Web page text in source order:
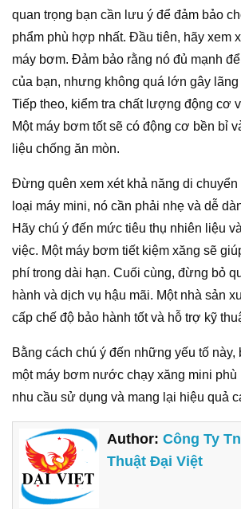
quan trọng bạn cần lưu ý để đảm bảo
phẩm phù hợp nhất. Đầu tiên, hãy xem
máy bơm. Đảm bảo rằng nó đủ mạnh
của bạn, nhưng không quá lớn gây
Tiếp theo, kiểm tra chất lượng động cơ
Một máy bơm tốt sẽ có động cơ bền bỉ
liệu chống ăn mòn.
Đừng quên xem xét khả năng di chuyển
loại máy mini, nó cần phải nhẹ và dễ
Hãy chú ý đến mức tiêu thụ nhiên liệu
việc. Một máy bơm tiết kiệm xăng sẽ
phí trong dài hạn. Cuối cùng, đừng bỏ
hành và dịch vụ hậu mãi. Một nhà sản
cấp chế độ bảo hành tốt và hỗ trợ kỹ
Bằng cách chú ý đến những yếu tố
một máy bơm nước chạy xăng mini
nhu cầu sử dụng và mang lại hiệu quả
Author:Công Ty
Thuật Đại Việt